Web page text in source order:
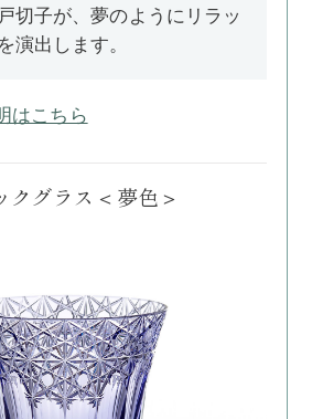
切子が、夢のようにリラッ
演出します。
はこちら
グラス＜夢色＞